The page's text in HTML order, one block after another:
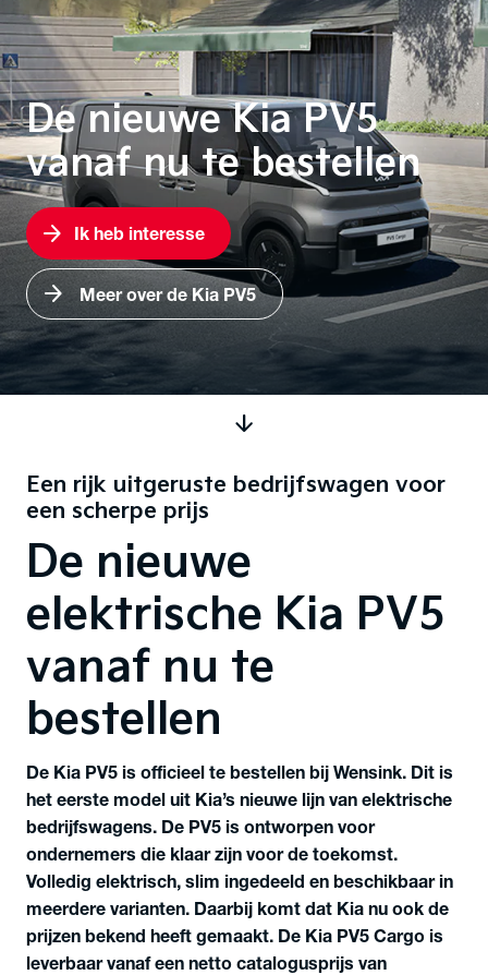
De nieuwe Kia PV5
vanaf nu te bestellen
arrow_forward Ik heb interesse
arrow_forward Meer over de Kia PV5
arrow_downward
Een rijk uitgeruste bedrijfswagen voor
een scherpe prijs
De nieuwe
elektrische Kia PV5
vanaf nu te
bestellen
De Kia PV5 is officieel te bestellen bij Wensink. Dit is
het eerste model uit Kia’s nieuwe lijn van elektrische
bedrijfswagens. De PV5 is ontworpen voor
ondernemers die klaar zijn voor de toekomst.
Volledig elektrisch, slim ingedeeld en beschikbaar in
meerdere varianten. Daarbij komt dat Kia nu ook de
prijzen bekend heeft gemaakt. De Kia PV5 Cargo is
leverbaar vanaf een netto catalogusprijs van